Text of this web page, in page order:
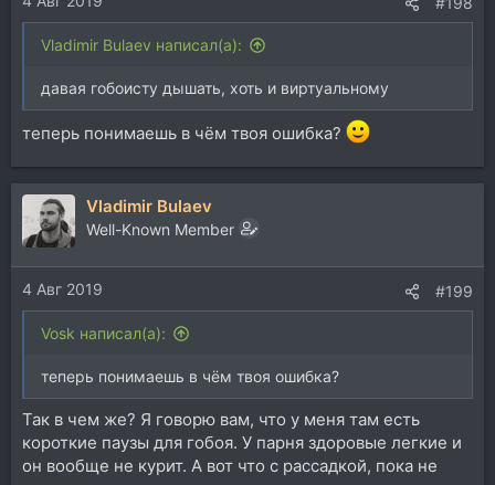
Vladimir Bulaev написал(а):
давая гобоисту дышать, хоть и виртуальному
теперь понимаешь в чём твоя ошибка?
Vladimir Bulaev
Well-Known Member
4 Авг 2019 #199
Vosk написал(а):
теперь понимаешь в чём твоя ошибка?
Так в чем же? Я говорю вам, что у меня там есть
короткие паузы для гобоя. У парня здоровые легкие и
он вообще не курит. А вот что с рассадкой, пока не